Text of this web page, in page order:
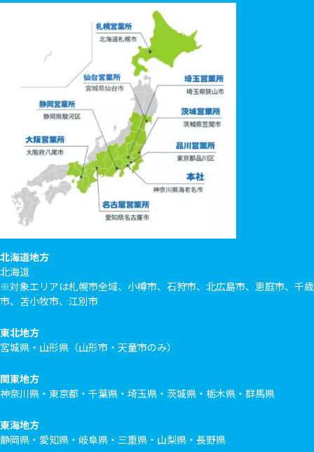
北海道地方
北海道
※対象エリアは札幌市全域、小樽市、石狩市、北広島市、恵庭市、千歳
市、苫小牧市、江別市
東北地方
宮城県・山形県（山形市・天童市のみ）
関東地方
神奈川県・東京都・千葉県・埼玉県・茨城県・栃木県・群馬県
東海地方
静岡県・愛知県・岐阜県・三重県・山梨県・長野県